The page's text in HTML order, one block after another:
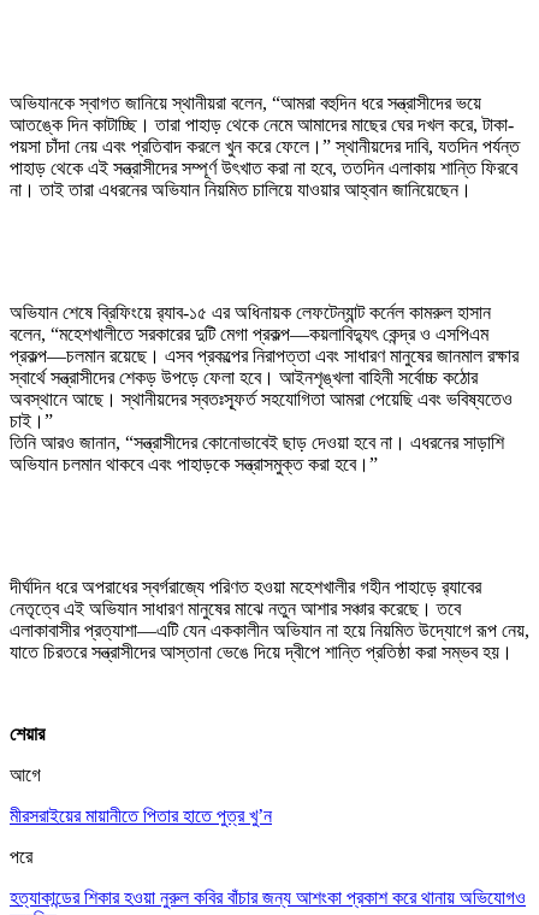
অভিযানকে স্বাগত জানিয়ে স্থানীয়রা বলেন, “আমরা বহুদিন ধরে সন্ত্রাসীদের ভয়ে
আতঙ্কে দিন কাটাচ্ছি। তারা পাহাড় থেকে নেমে আমাদের মাছের ঘের দখল করে, টাকা-
পয়সা চাঁদা নেয় এবং প্রতিবাদ করলে খুন করে ফেলে।” স্থানীয়দের দাবি, যতদিন পর্যন্ত
পাহাড় থেকে এই সন্ত্রাসীদের সম্পূর্ণ উৎখাত করা না হবে, ততদিন এলাকায় শান্তি ফিরবে
না। তাই তারা এধরনের অভিযান নিয়মিত চালিয়ে যাওয়ার আহ্বান জানিয়েছেন।
অভিযান শেষে ব্রিফিংয়ে র‍্যাব-১৫ এর অধিনায়ক লেফটেন্যান্ট কর্নেল কামরুল হাসান
বলেন, “মহেশখালীতে সরকারের দুটি মেগা প্রকল্প—কয়লাবিদ্যুৎ কেন্দ্র ও এসপিএম
প্রকল্প—চলমান রয়েছে। এসব প্রকল্পের নিরাপত্তা এবং সাধারণ মানুষের জানমাল রক্ষার
স্বার্থে সন্ত্রাসীদের শেকড় উপড়ে ফেলা হবে। আইনশৃঙ্খলা বাহিনী সর্বোচ্চ কঠোর
অবস্থানে আছে। স্থানীয়দের স্বতঃস্ফূর্ত সহযোগিতা আমরা পেয়েছি এবং ভবিষ্যতেও
চাই।”
তিনি আরও জানান, “সন্ত্রাসীদের কোনোভাবেই ছাড় দেওয়া হবে না। এধরনের সাড়াশি
অভিযান চলমান থাকবে এবং পাহাড়কে সন্ত্রাসমুক্ত করা হবে।”
দীর্ঘদিন ধরে অপরাধের স্বর্গরাজ্যে পরিণত হওয়া মহেশখালীর গহীন পাহাড়ে র‍্যাবের
নেতৃত্বে এই অভিযান সাধারণ মানুষের মাঝে নতুন আশার সঞ্চার করেছে। তবে
এলাকাবাসীর প্রত্যাশা—এটি যেন এককালীন অভিযান না হয়ে নিয়মিত উদ্যোগে রূপ নেয়,
যাতে চিরতরে সন্ত্রাসীদের আস্তানা ভেঙে দিয়ে দ্বীপে শান্তি প্রতিষ্ঠা করা সম্ভব হয়।
শেয়ার
আগে
মীরসরাইয়ের মায়ানীতে পিতার হাতে পুত্র খু’ন
পরে
হত্যাকান্ডের শিকার হওয়া নুরুল কবির বাঁচার জন্য আশংকা প্রকাশ করে থানায় অভিযোগও